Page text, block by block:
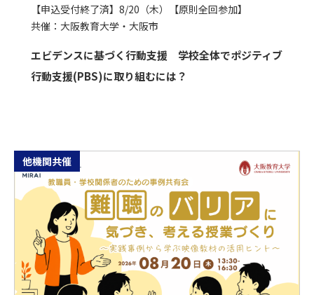
【申込受付終了済】8/20（木）【原則全回参加】
共催：大阪教育大学・大阪市
エビデンスに基づく行動支援 学校全体でポジティブ
行動支援(PBS)に取り組むには？
他機関共催